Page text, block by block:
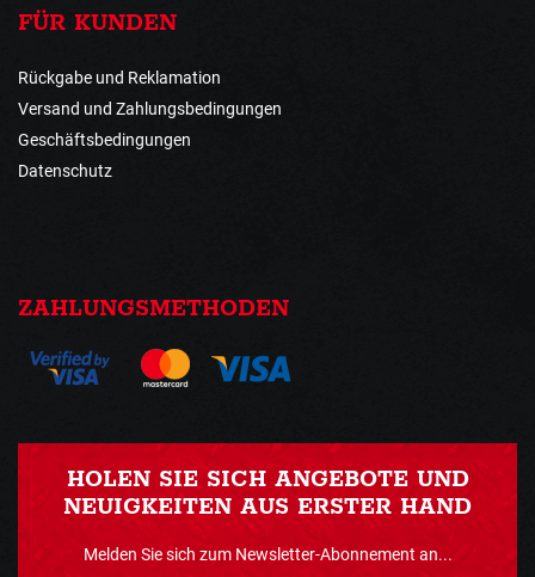
FÜR KUNDEN
Rückgabe und Reklamation
Versand und Zahlungsbedingungen
Geschäftsbedingungen
Datenschutz
ZAHLUNGSMETHODEN
HOLEN SIE SICH ANGEBOTE UND
NEUIGKEITEN AUS ERSTER HAND
Melden Sie sich zum Newsletter-Abonnement an...